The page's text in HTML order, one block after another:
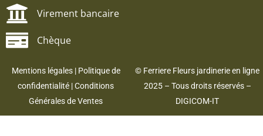
Virement bancaire
Chèque
Mentions légales| Politique de
confidentialité |Conditions
Générales de Ventes
© Ferriere Fleurs jardinerie en ligne
2025 – Tous droits réservés –
DIGICOM-IT